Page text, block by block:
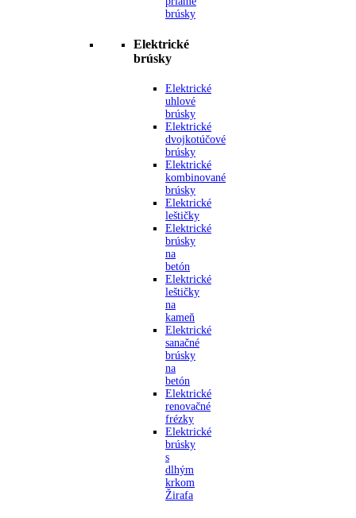
brúsky
Elektrické
brúsky
Elektrické
uhlové
brúsky
Elektrické
dvojkotúčové
brúsky
Elektrické
kombinované
brúsky
Elektrické
leštičky
Elektrické
brúsky
na
betón
Elektrické
leštičky
na
kameň
Elektrické
sanačné
brúsky
na
betón
Elektrické
renovačné
frézky
Elektrické
brúsky
s
dlhým
krkom
Žirafa